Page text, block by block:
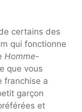
certains des
qui fonctionne
Homme-
que vous
franchise a
garçon
et